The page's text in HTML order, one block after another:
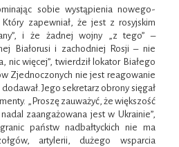
sobie wystąpienia nowego-
zapewniał, że jest z rosyjskim
i że żadnej wojny „z tego” –
Białorusi i zachodniej Rosji – nie
nic więcej”, twierdził lokator Białego
Zjednoczonych nie jest reagowanie
Jego sekretarz obrony sięgał
„Proszę zauważyć, że większość
zaangażowana jest w Ukrainie”,
państw nadbałtyckich nie ma
artylerii, dużego wsparcia